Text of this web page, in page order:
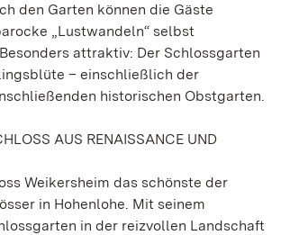
den Garten können die Gäste
„Lustwandeln“ selbst
attraktiv: Der Schlossgarten
– einschließlich der
historischen Obstgarten.
AUS RENAISSANCE UND
Weikersheim das schönste der
in Hohenlohe. Mit seinem
in der reizvollen Landschaft